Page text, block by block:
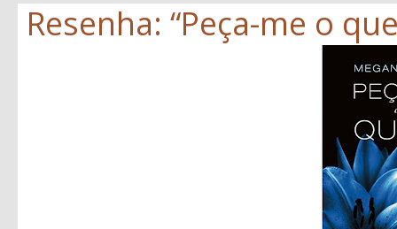
Resenha: “Peça-me o